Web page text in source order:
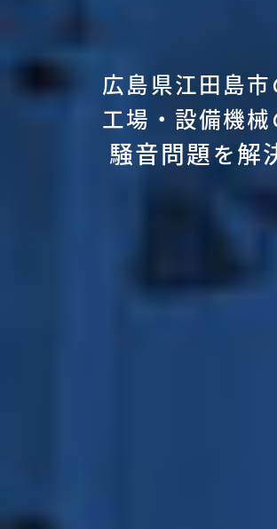
広島県江田島市
工場・設備機械
騒音問題を解